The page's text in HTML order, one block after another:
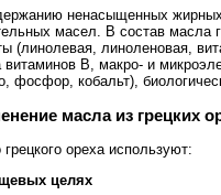
ненасыщенных
масел. В состав масла
(линолевая, линоленовая,
витаминов В, макро- и
фосфор, кобальт),
масла из грецких
ореха используют:
целях